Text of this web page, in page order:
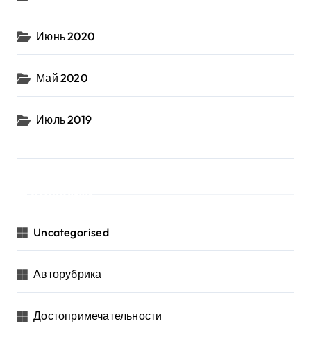
Июнь 2020
Май 2020
Июль 2019
Uncategorised
Авторубрика
Достопримечательности